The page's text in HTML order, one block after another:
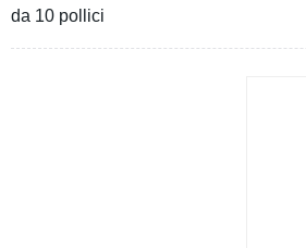
da 10 pollici